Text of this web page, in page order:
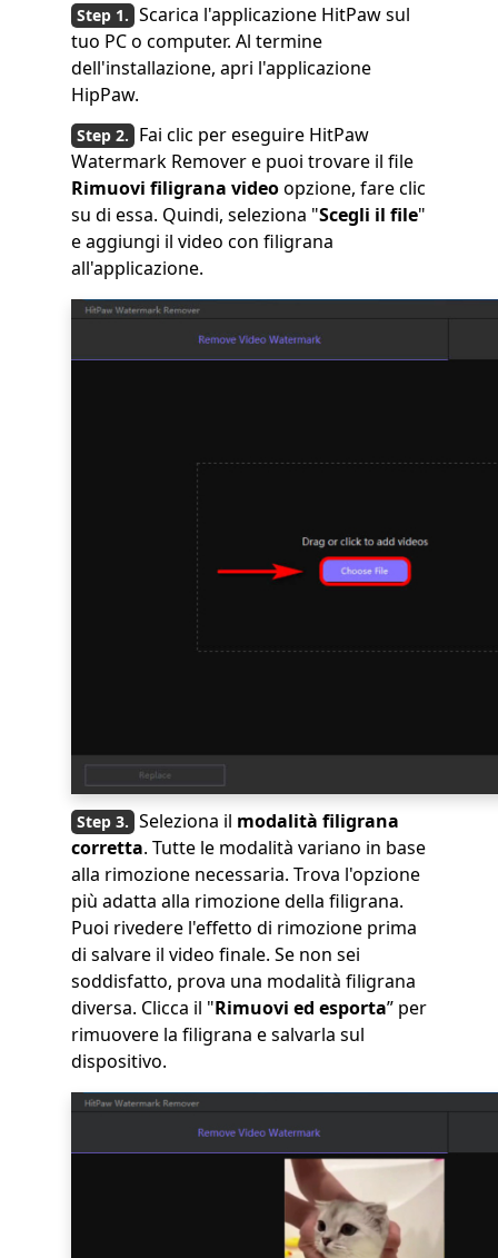
Scarica l'applicazione HitPaw sul
tuo PC o computer. Al termine
dell'installazione, apri l'applicazione
HipPaw.
Fai clic per eseguire HitPaw
Watermark Remover e puoi trovare il file
Rimuovi filigrana videoopzione, fare clic
su di essa. Quindi, seleziona "Scegli il file"
e aggiungi il video con filigrana
all'applicazione.
Seleziona il modalità filigrana
corretta. Tutte le modalità variano in base
alla rimozione necessaria. Trova l'opzione
più adatta alla rimozione della filigrana.
Puoi rivedere l'effetto di rimozione prima
di salvare il video finale. Se non sei
soddisfatto, prova una modalità filigrana
diversa. Clicca il "Rimuovi ed esporta” per
rimuovere la filigrana e salvarla sul
dispositivo.